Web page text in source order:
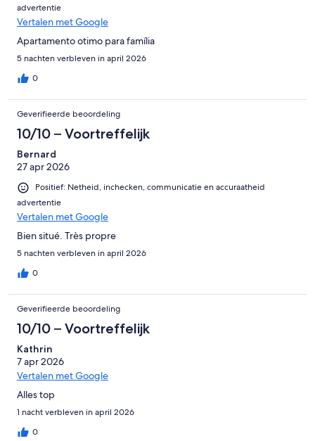
advertentie
Vertalen met Google
Apartamento otimo para família
5 nachten verbleven in april 2026
0
Geverifieerde beoordeling
10/10 – Voortreffelijk
Bernard
27 apr 2026
Positief: Netheid, inchecken, communicatie en accuraatheid
advertentie
Vertalen met Google
Bien situé. Très propre
5 nachten verbleven in april 2026
0
Geverifieerde beoordeling
10/10 – Voortreffelijk
Kathrin
7 apr 2026
Vertalen met Google
Alles top
1 nacht verbleven in april 2026
0